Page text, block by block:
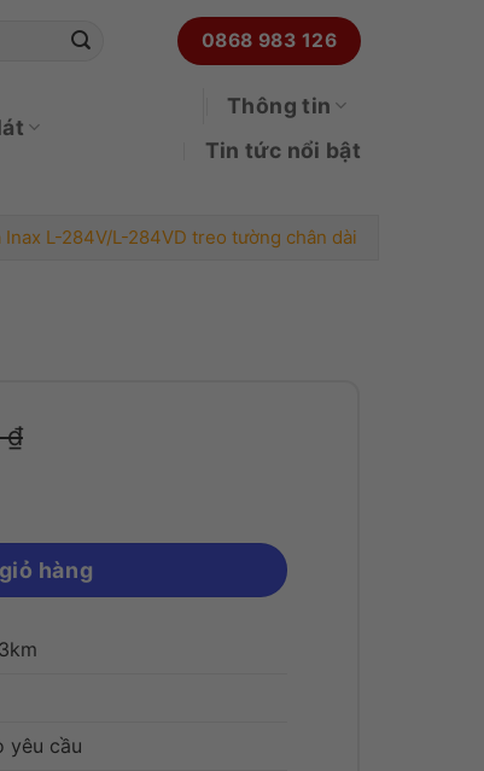
0868 983 126
Thông tin
Tin tức nổi bật
Inax L-284V/L-284VD treo tường chân dài
₫ treo tường chân dài số lượng
hàng
yêu cầu